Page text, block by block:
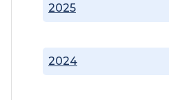
2024
2025